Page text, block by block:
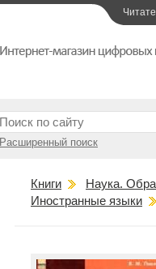
Расширенный поиск
Книги
Наука.
Иностранные языки